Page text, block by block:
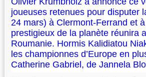
joueuses retenues pour disputer
24 mars) à Clermont-Ferrand et
prestigieux de la planète réunira
Roumanie. Hormis Kalidiatou
les championnes d’Europe en
Catherine Gabriel, de Jannela